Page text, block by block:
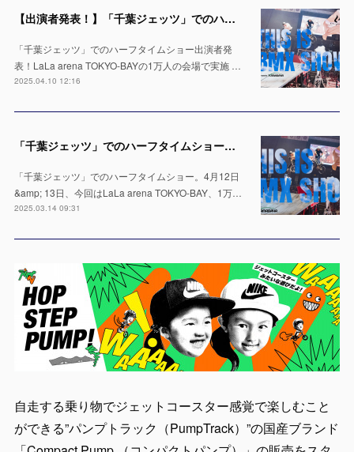
【出演者発表！】「千葉ジェッツ」でのハーフタイムショー LaLa arena TOKYO-BAYの1万人の会場で実施 ※4月12日 & 13日
「千葉ジェッツ」でのハーフタイムショー出演者発
表！LaLa arena TOKYO-BAYの1万人の会場で実施 …
2025.04.10 12:16
「千葉ジェッツ」でのハーフタイムショー出演決定！LaLa arena TOKYO-BAYの1万人の会場で実施 ※4月12日 & 13日
「千葉ジェッツ」でのハーフタイムショー。4月12日
&amp; 13日、今回はLaLa arena TOKYO-BAY、1万…
2025.03.14 09:31
自走する乗り物でジェットコースター感覚で楽しむこと
ができる”パンプトラック（PumpTrack）”の国産ブランド